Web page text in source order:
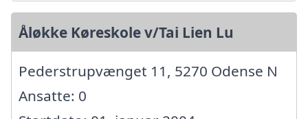
Åløkke Køreskole v/Tai Lien Lu
Pederstrupvænget 11, 5270 Odense N
Ansatte: 0